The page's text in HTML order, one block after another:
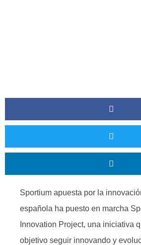
Sportium apuesta por la
española ha puesto en marcha
Innovation Project, una iniciativa
objetivo seguir innovando y